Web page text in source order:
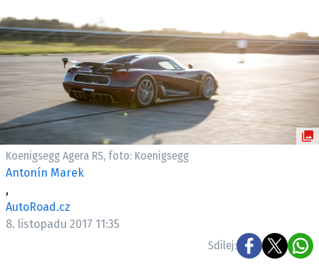
TECHNIKA
EKONOMIKA
ČESKÝ TRH
TUNING
PROFI
ELEKTRO
Koenigsegg Agera RS, foto: Koenigsegg
Antonín Marek
,
AutoRoad.cz
8. listopadu 2017 11:35
Sdílej: